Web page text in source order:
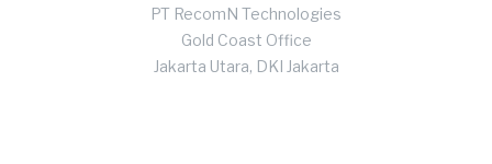
PT RecomN Technologies
Gold Coast Office
Jakarta Utara, DKI Jakarta